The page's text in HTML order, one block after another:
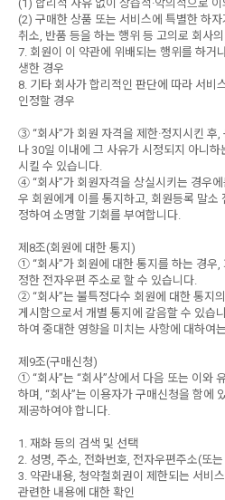
(1) 합리적 사유 없이 상습적·악의적으로
(2) 구매한 상품 또는 서비스에 특별한 하
취소, 반품 등을 하는 행위 등 고의로 회사
7. 회원이 이 약관에 위배되는 행위를 하거
생한 경우
8. 기타 회사가 합리적인 판단에 따라 서비
인정할 경우
③ “회사”가 회원 자격을 제한·정지시킨 후
나 30일 이내에 그 사유가 시정되지 아니하
시킬 수 있습니다.
④ “회사”가 회원자격을 상실시키는 경우
우 회원에게 이를 통지하고, 회원등록 말소
정하여 소명할 기회를 부여합니다.
제8조(회원에 대한 통지)
① “회사”가 회원에 대한 통지를 하는 경우,
정한 전자우편 주소로 할 수 있습니다.
② “회사”는 불특정다수 회원에 대한 통지
게시함으로서 개별 통지에 갈음할 수 있습
하여 중대한 영향을 미치는 사항에 대하여
제9조(구매신청)
① “회사”는 “회사”상에서 다음 또는 이와
하며, “회사”는 이용자가 구매신청을 함에
제공하여야 합니다.
1. 재화 등의 검색 및 선택
2. 성명, 주소, 전화번호, 전자우편주소(또
3. 약관내용, 청약철회권이 제한되는 서비
관련한 내용에 대한 확인